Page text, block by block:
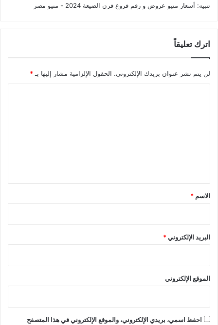
تنبيه: أسعار منيو عروض و رقم فروع فرن الضيعة 2024 - منيو مصر
اترك تعليقاً
لن يتم نشر عنوان بريدك الإلكتروني. الحقول الإلزامية مشار إليها بـ *
*
الاسم *
البريد الإلكتروني*
الموقع الإلكتروني
احفظ اسمي، بريدي الإلكتروني، والموقع الإلكتروني في هذا المتصفح